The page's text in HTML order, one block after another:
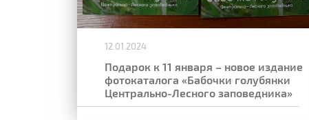
12.01.2024
Подарок к 11 января – новое издание
фотокаталога «Бабочки голубянки
Центрально-Лесного заповедника»